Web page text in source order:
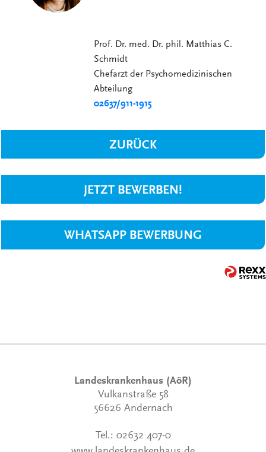
Prof. Dr. med. Dr. phil. Matthias C.
Schmidt
Chefarzt der Psychomedizinischen
Abteilung
02637/911-1915
ZURÜCK
JETZT BEWERBEN!
WHATSAPP BEWERBUNG
Landeskrankenhaus (AöR)
Vulkanstraße 58
56626 Andernach
Tel.: 02632 407-0